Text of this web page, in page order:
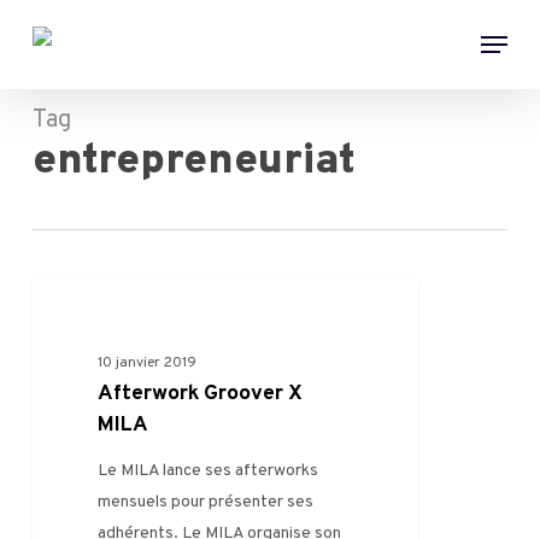
content
Menu
Tag
entrepreneuriat
10 janvier 2019
Afterwork Groover X
MILA
Le MILA lance ses afterworks
mensuels pour présenter ses
adhérents. Le MILA organise son